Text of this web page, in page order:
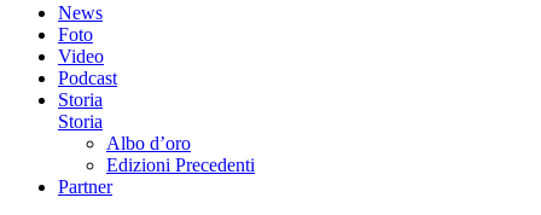
News
Foto
Video
Podcast
Storia
Storia
Albo d’oro
Edizioni Precedenti
Partner